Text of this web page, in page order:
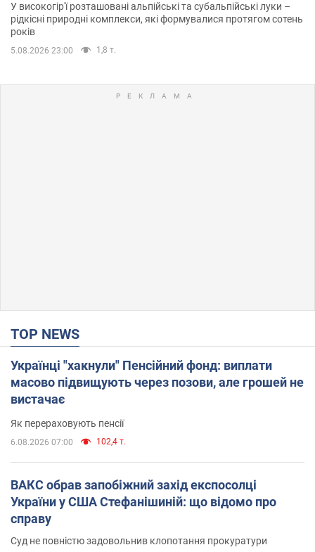
У високогір'ї розташовані альпійські та субальпійські луки –
рідкісні природні комплекси, які формувалися протягом сотень
років
5.08.2026 23:00 1,8 т.
TOP NEWS
Українці "хакнули" Пенсійний фонд: виплати
масово підвищують через позови, але грошей не
вистачає
Як перераховують пенсії
6.08.2026 07:00 102,4 т.
ВАКС обрав запобіжний захід експосолці
України у США Стефанішиній: що відомо про
справу
Суд не повністю задовольнив клопотання прокуратури